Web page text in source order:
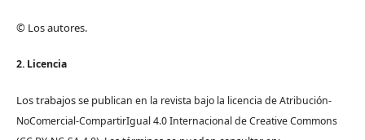
© Los autores.
2. Licencia
Los trabajos se publican en la revista bajo la licencia de Atribución-
NoComercial-CompartirIgual 4.0 Internacional de Creative Commons